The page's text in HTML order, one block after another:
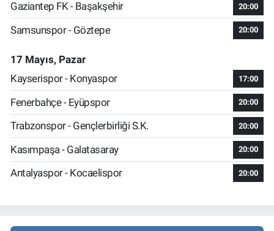
Gaziantep FK - Başakşehir 20:00
Samsunspor - Göztepe 20:00
17 Mayıs, Pazar
Kayserispor - Konyaspor
17:00
Fenerbahçe - Eyüpspor 20:00
Trabzonspor - Gençlerbirliği S.K. 20:00
Kasımpaşa - Galatasaray 20:00
Antalyaspor - Kocaelispor 20:00